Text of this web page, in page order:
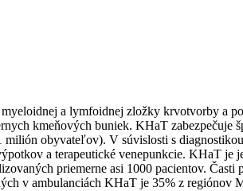
a lymfoidnej zložky krvotvorby a
kmeňových buniek. KHaT zabezpečuje
milión obyvateľov). V súvislosti s
a terapeutické venepunkcie. KHaT
priemerne asi 1000 pacientov. Časti
v ambulanciách KHaT je 35% z regiónov